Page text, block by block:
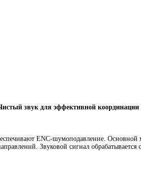
звук для эффективной
ENC-шумоподавление . Основной
Звуковой сигнал